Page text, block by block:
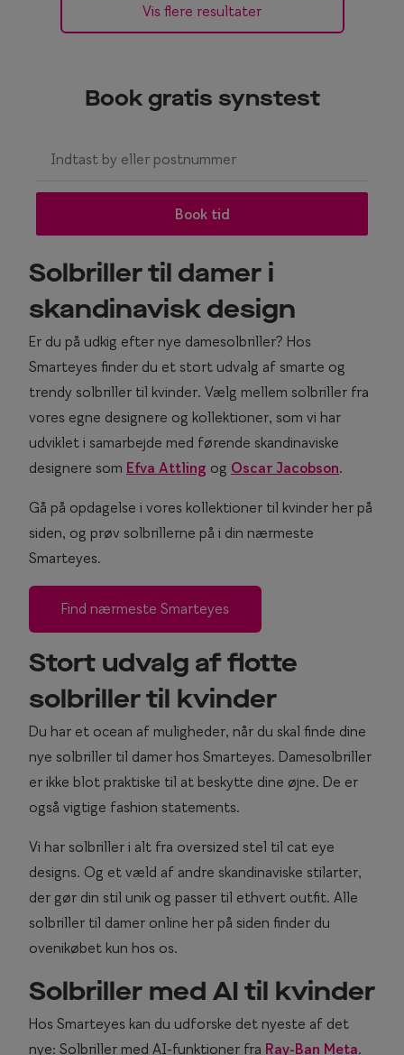
Vis flere resultater
Book gratis synstest
g
n
e
s
u
l
t
a
r
f
n
d
e
t
u
g
p
i
l
e
a
s
e
d
f
r
d
Book tid
Solbriller til damer i
skandinavisk design
Er du på udkig efter nye damesolbriller? Hos
Smarteyes finder du et stort udvalg af smarte og
trendy solbriller til kvinder. Vælg mellem solbriller fra
vores egne designere og kollektioner, som vi har
udviklet i samarbejde med førende skandinaviske
designere som Efva Attling og Oscar Jacobson.
Gå på opdagelse i vores kollektioner til kvinder her på
siden, og prøv solbrillerne på i din nærmeste
Smarteyes.
Find nærmeste Smarteyes
Stort udvalg af flotte
solbriller til kvinder
Du har et ocean af muligheder, når du skal finde dine
nye solbriller til damer hos Smarteyes. Damesolbriller
er ikke blot praktiske til at beskytte dine øjne. De er
også vigtige fashion statements.
Vi har solbriller i alt fra oversized stel til cat eye
designs. Og et væld af andre skandinaviske stilarter,
der gør din stil unik og passer til ethvert outfit. Alle
solbriller til damer online her på siden finder du
ovenikøbet kun hos os.
Solbriller med AI til kvinder
Hos Smarteyes kan du udforske det nyeste af det
nye: Solbriller med AI-funktioner fra Ray-Ban Meta.